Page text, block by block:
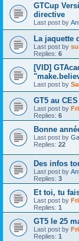
GTCup
directive
Last post by
La jaquette
Last post by
Replies: 6
[VID]
Last post by
GT5 au
Last post by
Replies: 6
Bonne
Last post by
Replies: 22
Des infos
Last post by
Replies: 3
Et toi, tu
Last post by
Replies: 1
GT5 le 25
Last post by
Replies: 1